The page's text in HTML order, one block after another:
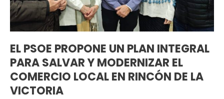
EL PSOE PROPONE UN PLAN INTEGRAL
PARA SALVAR Y MODERNIZAR EL
COMERCIO LOCAL EN RINCÓN DE LA
VICTORIA
SALVAR
Y
MODERNIZAR
EL
COMERCIO
LOCAL
EN
RINCÓN